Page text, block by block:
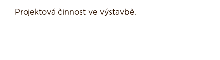
Projektová činnost ve výstavbě.